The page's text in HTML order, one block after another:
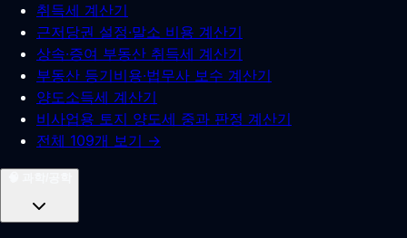
취득세 계산기
근저당권 설정·말소 비용 계산기
상속·증여 부동산 취득세 계산기
부동산 등기비용·법무사 보수 계산기
양도소득세 계산기
비사업용 토지 양도세 중과 판정 계산기
전체 109개 보기 →